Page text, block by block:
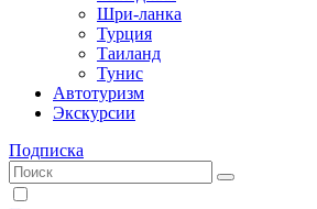
Шри-ланка
Турция
Таиланд
Тунис
Автотуризм
Экскурсии
Подписка